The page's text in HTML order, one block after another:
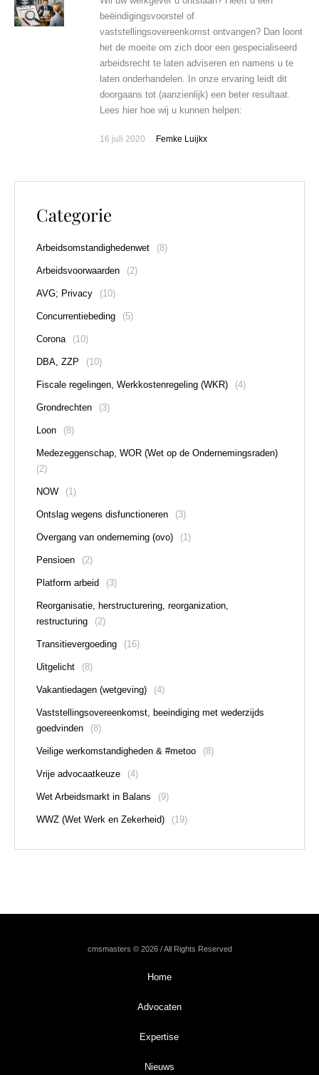
beëindigingsvoorstel of
vaststellingsovereenkomst ontvangen? Dan loont
het de moeite om zich door een gespecialiseerd
arbeidsrecht te laten adviseren en namens u te
laten onderhandelen. In onze ervaring leidt dit
doorgaans tot (aanzienlijk) een beter resultaat.
Lees hier hoe wij u kunnen helpen:
16 juli 2020 Femke Luijkx
Categorie
Arbeidsomstandighedenwet (8)
Arbeidsvoorwaarden (2)
AVG; Privacy (10)
Concurrentiebeding (5)
Corona (10)
DBA, ZZP (10)
Fiscale regelingen, Werkkostenregeling (WKR) (4)
Grondrechten (3)
Loon (8)
Medezeggenschap, WOR (Wet op de Ondernemingsraden)
(2)
NOW (1)
Ontslag wegens disfunctioneren (3)
Overgang van onderneming (ovo) (1)
Pensioen (2)
Platform arbeid (3)
Reorganisatie, herstructurering, reorganization,
restructuring
(2)
Transitievergoeding (16)
Uitgelicht (8)
Vakantiedagen (wetgeving) (4)
Vaststellingsovereenkomst, beeindiging met wederzijds
goedvinden
(8)
Veilige werkomstandigheden & #metoo (8)
Vrije advocaatkeuze (4)
Wet Arbeidsmarkt in Balans (9)
WWZ (Wet Werk en Zekerheid) (19)
cmsmasters © 2026 / All Rights Reserved
Home
Advocaten
Expertise
Nieuws